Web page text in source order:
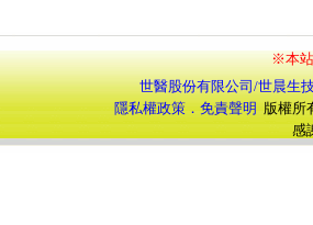
※本站
世醫股份有限公司/世晨生
隱私權政策．免責聲明 版權所
感